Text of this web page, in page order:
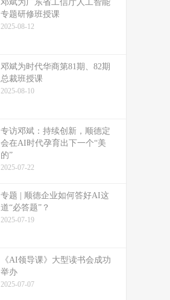
邓斌为广东省工信厅人工智能
专题研修班授课
2025-08-12
邓斌为时代华商第81期、82期
总裁班授课
2025-08-10
专访邓斌：持续创新，顺德定
会在AI时代孕育出下一个“美
的”
2025-07-22
专题 | 顺德企业如何答好AI这
道“必答题”？
2025-07-19
《AI领导课》大型读书会成功
举办
2025-07-07